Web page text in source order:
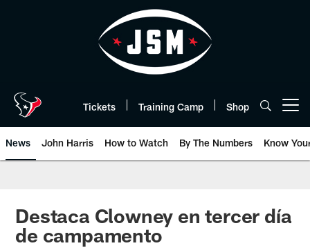
Tickets Training Camp Shop
News John Harris How to Watch By The Numbers Know
Destaca Clowney en tercer día
de campamento